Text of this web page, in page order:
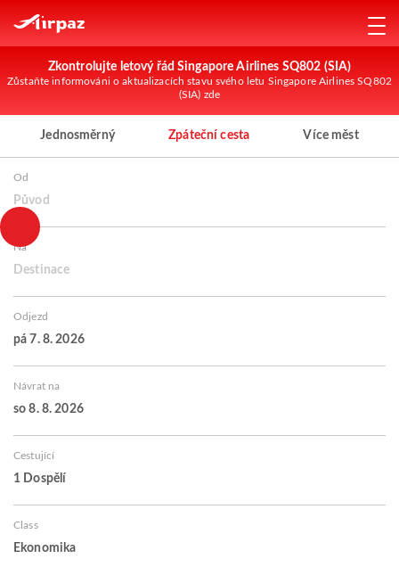
Zkontrolujte letový řád Singapore Airlines SQ802 (SIA)
Zůstaňte informováni o aktualizacích stavu svého letu Singapore Airlines SQ802
(SIA) zde
Jednosměrný Zpáteční cesta Více měst
Od
Původ
Na
Destinace
Odjezd
pá 7. 8. 2026
Návrat na
so 8. 8. 2026
Cestující
1 Dospělí
Class
Ekonomika